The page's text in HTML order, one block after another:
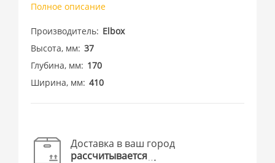
Полное описание
Производитель Elbox
Высота, мм 37
Глубина, мм
170
Ширина, мм 410
Доставка в ваш город
рассчитывается